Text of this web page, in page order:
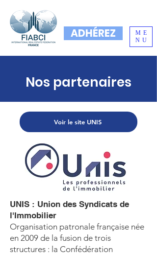
ADHÉREZ
ME
NU
Nos partenaires
Voir le site UNIS
UNIS : Union des Syndicats de
l'Immobilier
Organisation patronale française née
en 2009 de la fusion de trois
structures : la Confédération